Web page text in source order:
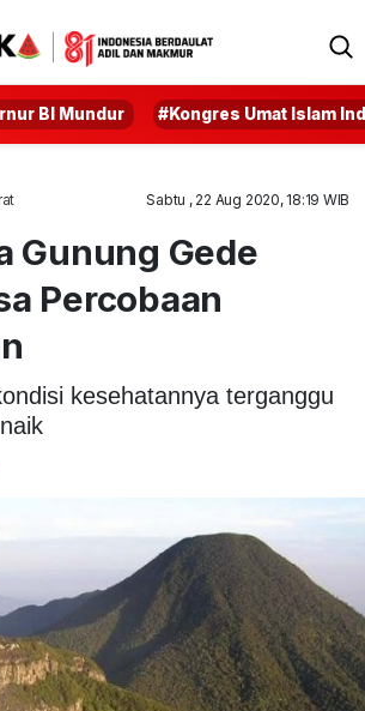
BI Mundur #Kongres Umat Islam
Sabtu , 22 Aug 2020, 18:19 WIB
Gunung Gede
Percobaan
kesehatannya terganggu